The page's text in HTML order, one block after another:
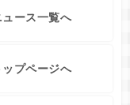
ース一覧へ
プページへ